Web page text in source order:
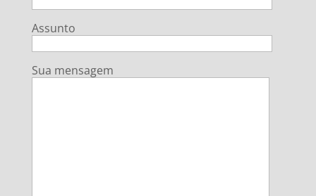
Assunto
Sua mensagem